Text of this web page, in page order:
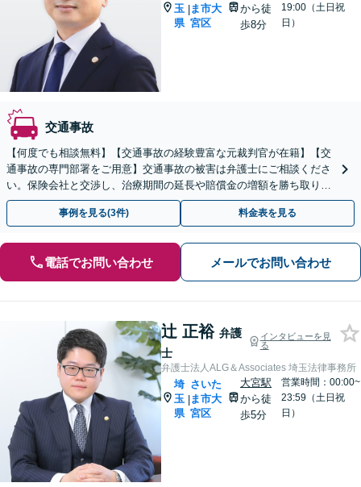
玉
県
|ま市大
宮区
から徒
歩8分
19:00（土日祝
日）
交通事故
【何度でも相談無料】【交通事故の経験豊富な元裁判官が在籍】【交
通事故の専門部署をご用意】交通事故の被害は弁護士にご相談くださ
い。保険会社と交渉し、治療期間の延長や賠償金の増額を勝ち取りま
す。後遺障害の等級認定の手続きなどもお任せください。
事例を見る(3件) 料金表を見る
電話でお問い合わせ メールでお問い合わせ
辻 正裕 弁護
士
インタビューを見
る
弁護士法人ALG＆Associates 埼玉法律事務所
埼
玉
県
|
さいた
ま市大
宮区
大宮駅
から徒
歩5分
営業時間：00:00~
23:59（土日祝
日）